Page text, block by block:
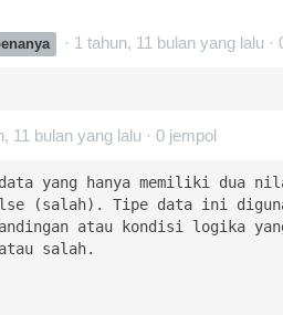
· 1 tahun, 11 bulan yang lalu ·
11 bulan yang lalu · 0 jempol
yang hanya memiliki dua
(salah). Tipe data ini
atau kondisi logika
salah.